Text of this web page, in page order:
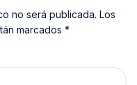
no será publicada. Los
marcados *